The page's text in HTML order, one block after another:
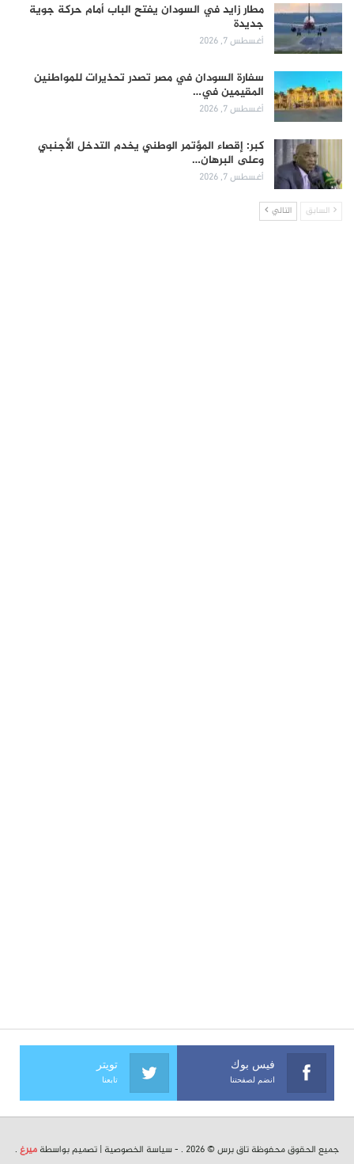
مطار زايد في السودان يفتح الباب أمام حركة جوية
جديدة
أغسطس 7, 2026
سفارة السودان في مصر تصدر تحذيرات للمواطنين
المقيمين في…
أغسطس 7, 2026
كبر: إقصاء المؤتمر الوطني يخدم التدخل الأجنبي
وعلى البرهان…
أغسطس 7, 2026
السابق التالي
فيس بوك
انضم لصفحتنا
تويتر
تابعنا
جميع الحقوق محفوظة تاق برس © 2026 . - سياسة الخصوصية | تصميم بواسطة ميرغ .